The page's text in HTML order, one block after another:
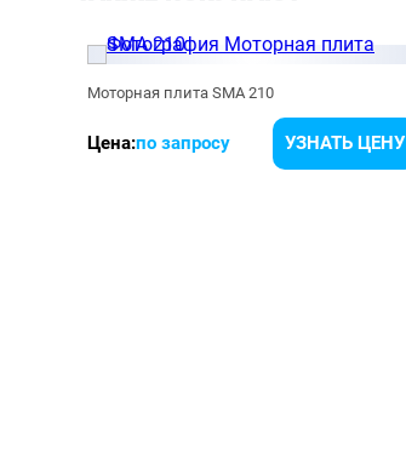
Моторная плита SMA 210
Цена:по запросу УЗНАТЬ ЦЕНУ